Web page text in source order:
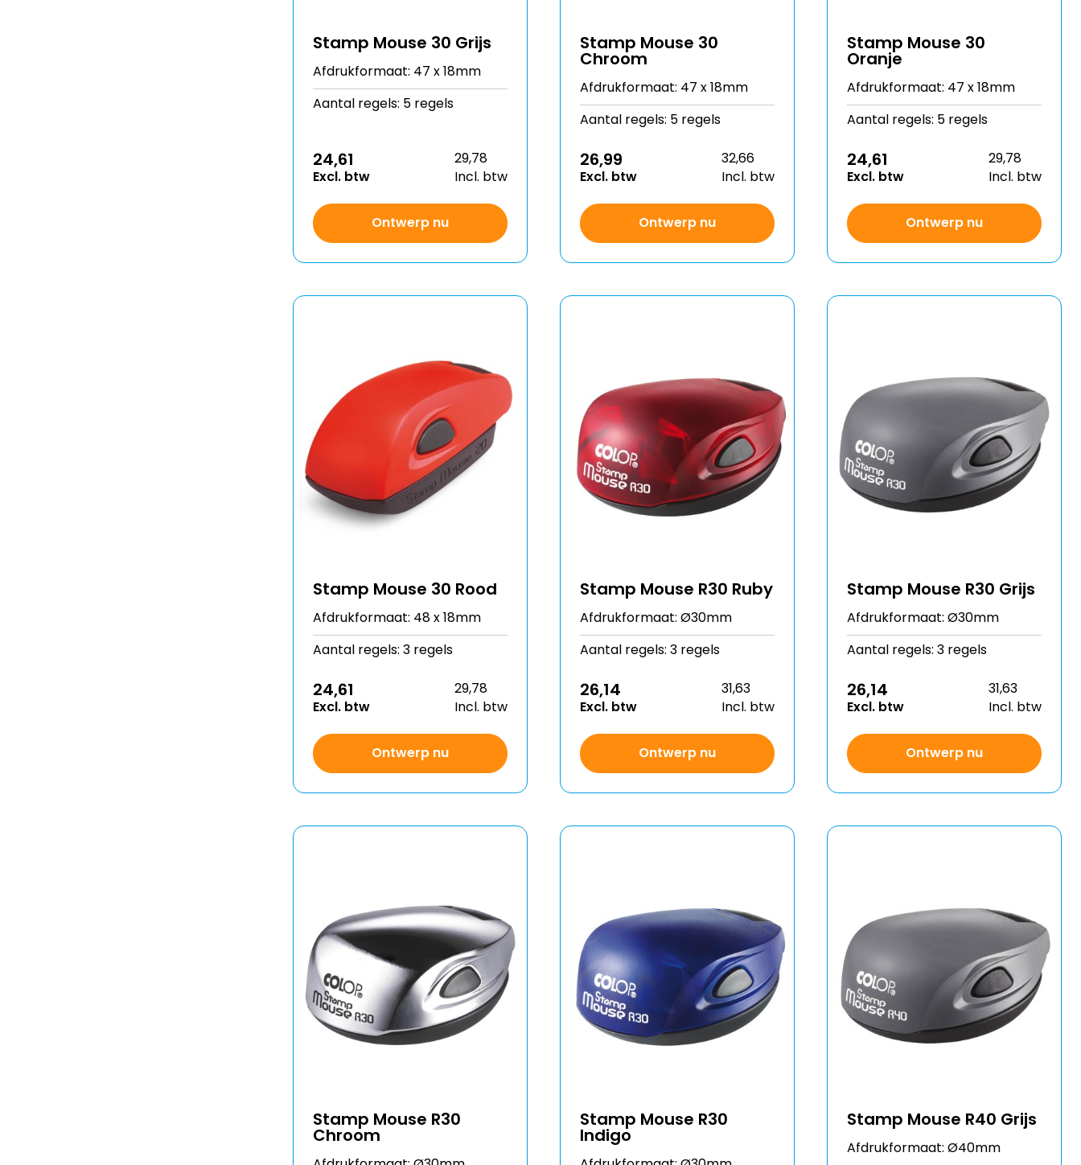
Stamp Mouse 30 Grijs
Afdrukformaat: 47 x 18mm
Aantal regels: 5 regels
24,61
Excl. btw
29,78
Incl. btw
Ontwerp nu
Stamp Mouse 30
Chroom
Afdrukformaat: 47 x 18mm
Aantal regels: 5 regels
26,99
Excl. btw
32,66
Incl. btw
Ontwerp nu
Stamp Mouse 30
Oranje
Afdrukformaat: 47 x 18mm
Aantal regels: 5 regels
24,61
Excl. btw
29,78
Incl. btw
Ontwerp nu
Stamp Mouse 30 Rood
Afdrukformaat: 48 x 18mm
Aantal regels: 3 regels
24,61
Excl. btw
29,78
Incl. btw
Ontwerp nu
Stamp Mouse R30 Ruby
Afdrukformaat: Ø30mm
Aantal regels: 3 regels
26,14
Excl. btw
31,63
Incl. btw
Ontwerp nu
Stamp Mouse R30 Grijs
Afdrukformaat: Ø30mm
Aantal regels: 3 regels
26,14
Excl. btw
31,63
Incl. btw
Ontwerp nu
Stamp Mouse R30
Chroom
Stamp Mouse R30
Indigo
Stamp Mouse R40 Grijs
Afdrukformaat: Ø40mm